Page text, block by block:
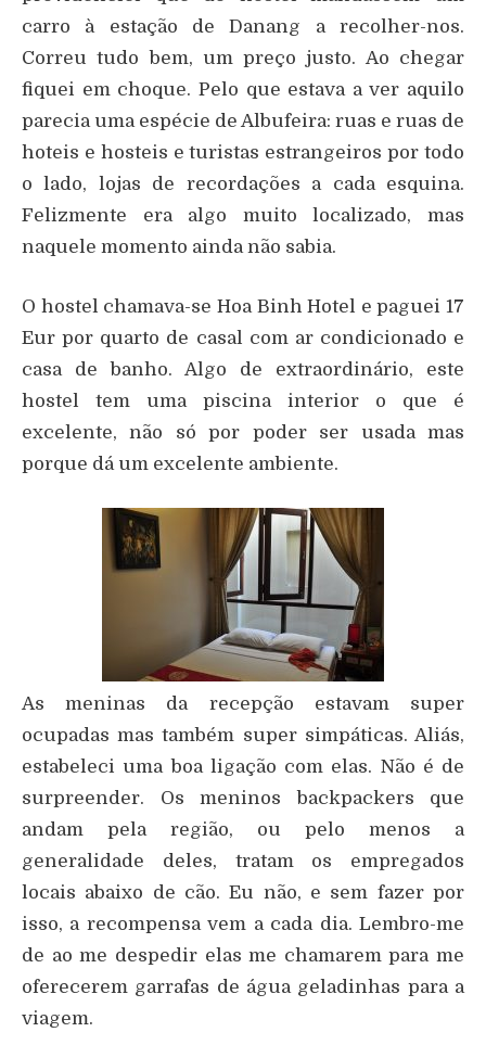
carro à estação de Danang a recolher-nos.
Correu tudo bem, um preço justo. Ao chegar
fiquei em choque. Pelo que estava a ver aquilo
parecia uma espécie de Albufeira: ruas e ruas de
hoteis e hosteis e turistas estrangeiros por todo
o lado, lojas de recordações a cada esquina.
Felizmente era algo muito localizado, mas
naquele momento ainda não sabia.
O hostel chamava-se Hoa Binh Hotel e paguei 17
Eur por quarto de casal com ar condicionado e
casa de banho. Algo de extraordinário, este
hostel tem uma piscina interior o que é
excelente, não só por poder ser usada mas
porque dá um excelente ambiente.
As meninas da recepção estavam super
ocupadas mas também super simpáticas. Aliás,
estabeleci uma boa ligação com elas. Não é de
surpreender. Os meninos backpackers que
andam pela região, ou pelo menos a
generalidade deles, tratam os empregados
locais abaixo de cão. Eu não, e sem fazer por
isso, a recompensa vem a cada dia. Lembro-me
de ao me despedir elas me chamarem para me
oferecerem garrafas de água geladinhas para a
viagem.